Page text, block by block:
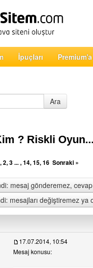
İpuçları
Ara
? Riskli
,2,3... ,14,15,16 Sonraki »
mesaj gönderemez,
mesajları değiştiremez ya
17.07.2014, 10:54
Mesaj konusu: